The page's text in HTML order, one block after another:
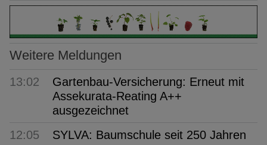
Weitere Meldungen
13:02
Gartenbau-Versicherung: Erneut mit
Assekurata-Reating A++
ausgezeichnet
12:05
SYLVA: Baumschule seit 250 Jahren